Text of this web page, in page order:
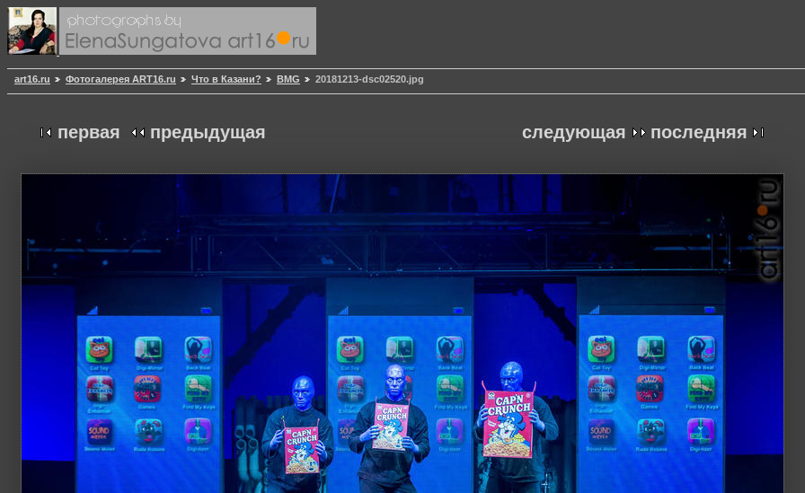
art16.ru Фотогалерея ART16.ru Что в Казани? BMG 20181213-dsc02520.jpg
следующая последняя
первая предыдущая